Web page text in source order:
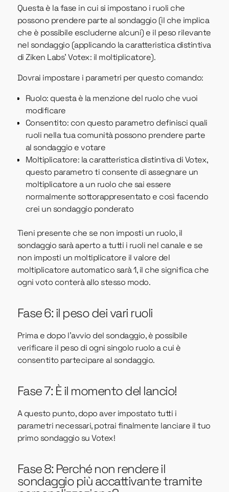
Questa è la fase in cui si impostano i ruoli che
possono prendere parte al sondaggio (il che implica
che è possibile escluderne alcuni) e il peso rilevante
nel sondaggio (applicando la caratteristica distintiva
di Ziken Labs’ Votex: il moltiplicatore).
Dovrai impostare i parametri per questo comando:
Ruolo: questa è la menzione del ruolo che vuoi
modificare
Consentito: con questo parametro definisci quali
ruoli nella tua comunità possono prendere parte
al sondaggio e votare
Moltiplicatore: la caratteristica distintiva di Votex,
questo parametro ti consente di assegnare un
moltiplicatore a un ruolo che sai essere
normalmente sottorappresentato e così facendo
crei un sondaggio ponderato
Tieni presente che se non imposti un ruolo, il
sondaggio sarà aperto a tutti i ruoli nel canale e se
non imposti un moltiplicatore il valore del
moltiplicatore automatico sarà 1, il che significa che
ogni voto conterà allo stesso modo.
Fase 6: il peso dei vari ruoli
Prima e dopo l'avvio del sondaggio, è possibile
verificare il peso di ogni singolo ruolo a cui è
consentito partecipare al sondaggio.
Fase 7: È il momento del lancio!
A questo punto, dopo aver impostato tutti i
parametri necessari, potrai finalmente lanciare il tuo
primo sondaggio su Votex!
Fase 8: Perché non rendere il
sondaggio più accattivante tramite